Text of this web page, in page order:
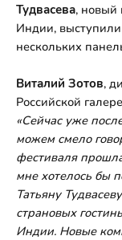
Тудвасева, новый
Индии,
нескольких
Виталий Зотов,
Российской
«Сейчас уже
можем смело
фестиваля
мне хотелось бы
Татьяну
страновых
Индии. Новые